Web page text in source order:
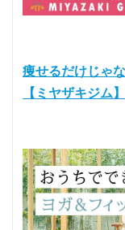
痩せるだけじゃ
【ミヤザキジム】